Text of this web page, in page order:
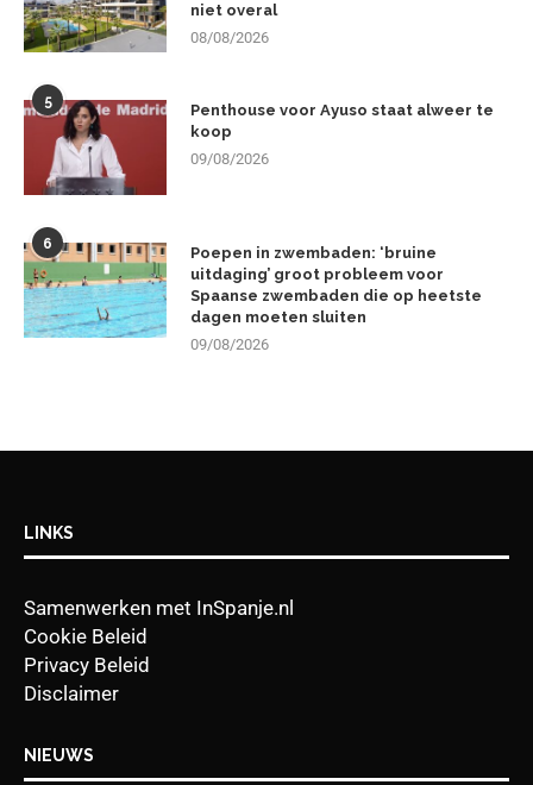
niet overal
08/08/2026
5
Penthouse voor Ayuso staat alweer te
koop
09/08/2026
6
Poepen in zwembaden: ‘bruine
uitdaging’ groot probleem voor
Spaanse zwembaden die op heetste
dagen moeten sluiten
09/08/2026
LINKS
Samenwerken met InSpanje.nl
Cookie Beleid
Privacy Beleid
Disclaimer
NIEUWS